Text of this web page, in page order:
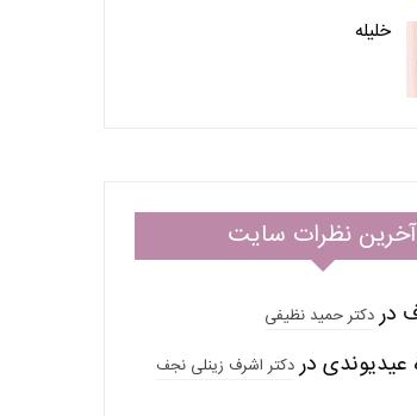
خلیله
آخرین نظرات سایت
دردکتر حمید نظیفی
عیدیوندی دردکتر اشرف زینلی نجف